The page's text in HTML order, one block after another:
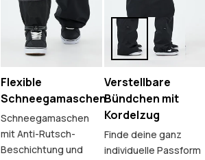
Flexible
Schneegamaschen
Schneegamaschen
mit Anti-Rutsch-
Beschichtung und
Verstellbare
Bündchen mit
Kordelzug
Finde deine ganz
individuelle Passform